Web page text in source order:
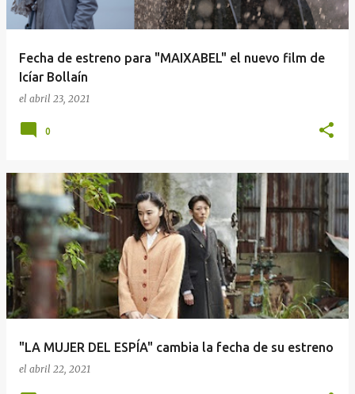
Fecha de estreno para "MAIXABEL" el nuevo film de
Icíar Bollaín
el abril 23, 2021
0
"LA MUJER DEL ESPÍA" cambia la fecha de su estreno
el abril 22, 2021